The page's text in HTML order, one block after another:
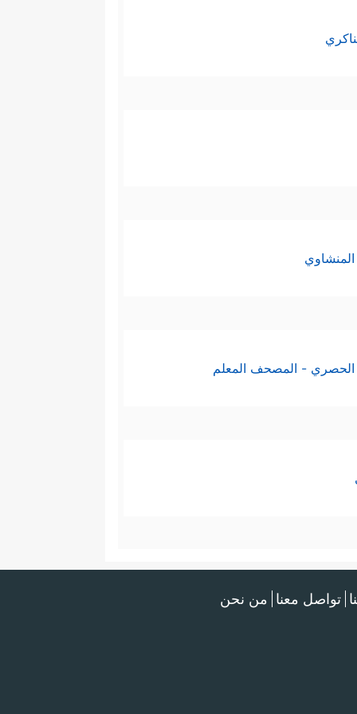
الحصري - المصحف المعلم
تواصل معنا من نحن